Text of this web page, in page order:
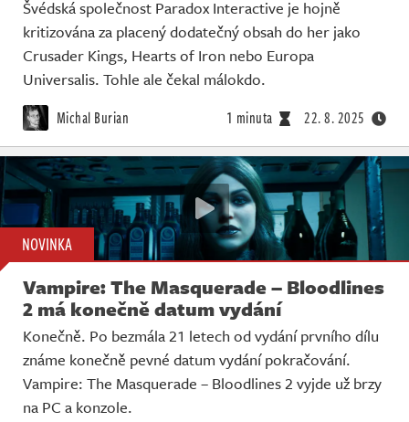
Švédská společnost Paradox Interactive je hojně
kritizována za placený dodatečný obsah do her jako
Crusader Kings, Hearts of Iron nebo Europa
Universalis. Tohle ale čekal málokdo.
Michal Burian 1 minuta 22. 8. 2025
NOVINKA
Vampire: The Masquerade – Bloodlines
2 má konečně datum vydání
Konečně. Po bezmála 21 letech od vydání prvního dílu
známe konečně pevné datum vydání pokračování.
Vampire: The Masquerade – Bloodlines 2 vyjde už brzy
na PC a konzole.